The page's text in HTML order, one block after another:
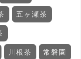
五ヶ瀬茶
川根茶 常磐園